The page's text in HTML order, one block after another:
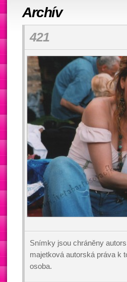
Archív
421
Snímky jsou chráněny
majetková autorská práva k
osoba.